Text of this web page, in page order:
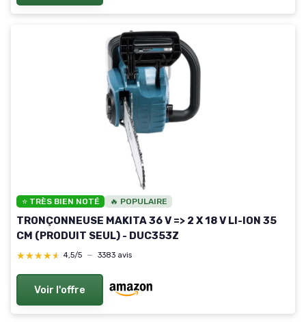
⭐ TRÈS BIEN NOTÉ 🔥 POPULAIRE
TRONÇONNEUSE MAKITA 36 V => 2 X 18 V LI-ION 35
CM (PRODUIT SEUL) - DUC353Z
★★★★★
★★★★★ 4,5/5 — 3383 avis
Voir l'offre